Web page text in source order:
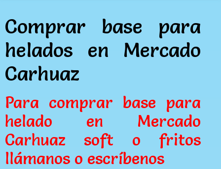
Comprar base para
helados en Mercado
Carhuaz
Para comprar base para
helado en Mercado
Carhuaz soft o fritos
llámanos o escríbenos